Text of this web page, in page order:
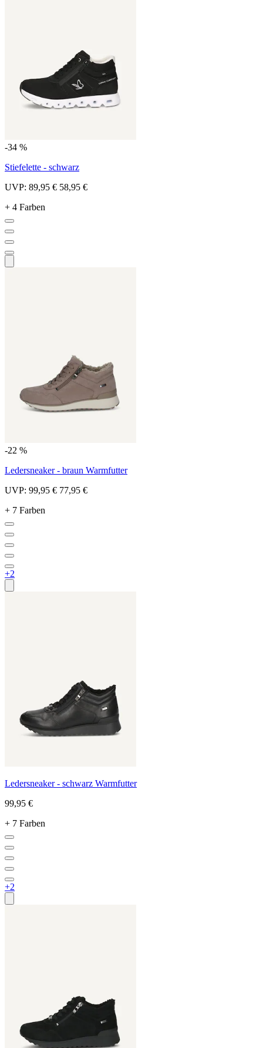
-34 %
Stiefelette - schwarz
UVP: 89,95 € 58,95 €
+ 4 Farben
-22 %
Ledersneaker - braun Warmfutter
UVP: 99,95 € 77,95 €
+ 7 Farben
+2
Ledersneaker - schwarz Warmfutter
99,95 €
+ 7 Farben
+2